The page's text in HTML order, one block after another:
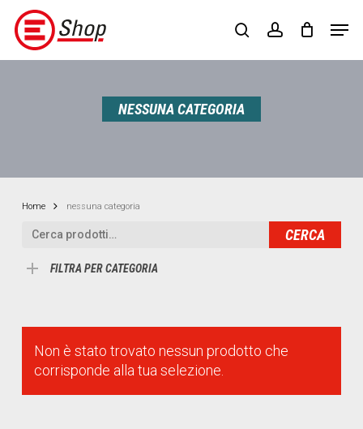
Skip
main
searchaccount
NESSUNA CATEGORIA
Home nessuna categoria
Cerca: CERCA
FILTRA PER CATEGORIA
Non è stato trovato nessun prodotto che
corrisponde alla tua selezione.